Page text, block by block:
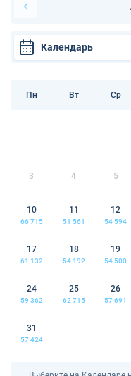
Календарь
Пн Вт Ср
3 4 5
10
66 715
11
51 561
12
54 594
17
61 132
18
54 192
19
54 500
24
59 362
25
62 715
26
57 691
31
57 424